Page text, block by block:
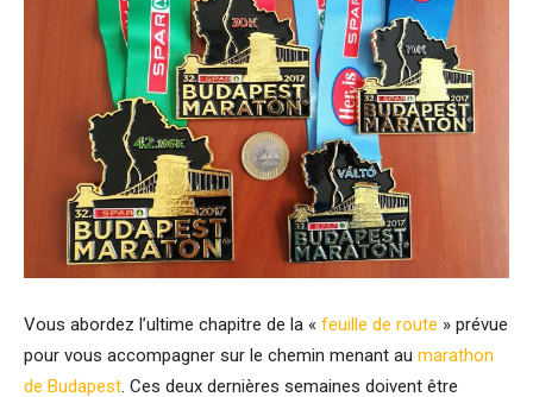
Vous abordez l’ultime chapitre de la « feuille de route » prévue
pour vous accompagner sur le chemin menant au marathon
de Budapest. Ces deux dernières semaines doivent être